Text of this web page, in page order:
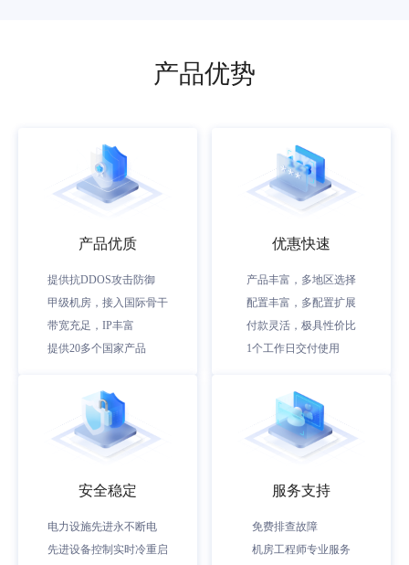
产品优势
产品优质
提供抗DDOS攻击防御
甲级机房，接入国际骨干
带宽充足，IP丰富
提供20多个国家产品
优惠快速
产品丰富，多地区选择
配置丰富，多配置扩展
付款灵活，极具性价比
1个工作日交付使用
安全稳定
电力设施先进永不断电
先进设备控制实时冷重启
服务支持
免费排查故障
机房工程师专业服务